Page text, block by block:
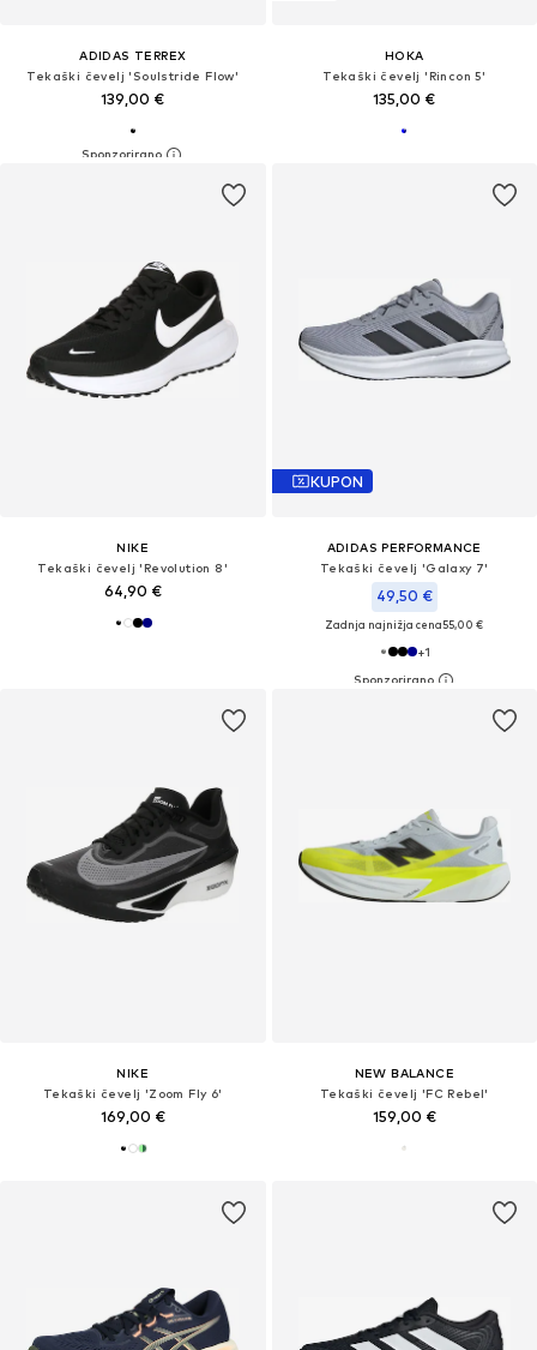
ADIDAS TERREX
Tekaški čevelj 'Soulstride Flow'
139,00 €
HOKA
Tekaški čevelj 'Rincon 5'
135,00 €
NIKE
Tekaški čevelj 'Revolution 8'
64,90 €
KUPON
ADIDAS PERFORMANCE
Tekaški čevelj 'Galaxy 7'
49,50 €
Zadnja najnižja cena55,00 €
+1
NIKE
Tekaški čevelj 'Zoom Fly 6'
169,00 €
NEW BALANCE
Tekaški čevelj 'FC Rebel'
159,00 €